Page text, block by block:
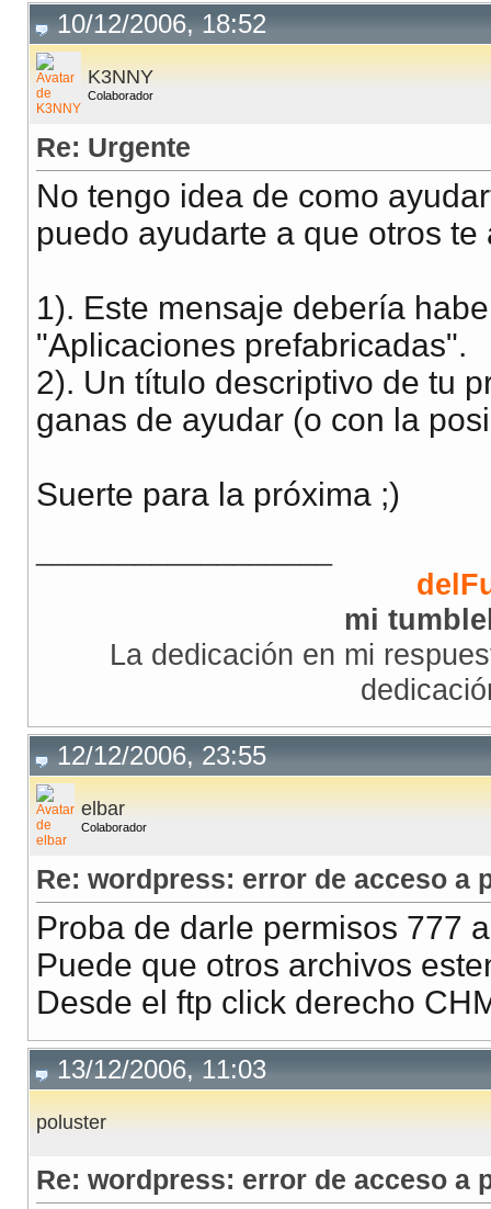
10/12/2006, 18:52
K3NNY
Colaborador
Re: Urgente
No tengo idea de como
puedo ayudarte a que otros te
1). Este mensaje debería
"Aplicaciones prefabricadas".
2). Un título descriptivo de tu
ganas de ayudar (o con la
Suerte para la próxima ;)
mi
La dedicación en mi
12/12/2006, 23:55
elbar
Colaborador
Re: wordpress: error de acceso a
Proba de darle permisos 777
Puede que otros archivos
Desde el ftp click derecho
13/12/2006, 11:03
poluster
Re: wordpress: error de acceso a